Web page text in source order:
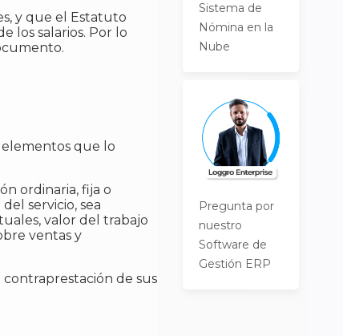
y que el Estatuto
los salarios. Por lo
elementos que lo
ordinaria, fija o
servicio, sea
valor del trabajo
ventas y
de sus
Sistema de
Nómina en la
Nube
Pregunta por
nuestro
Software de
Gestión ERP